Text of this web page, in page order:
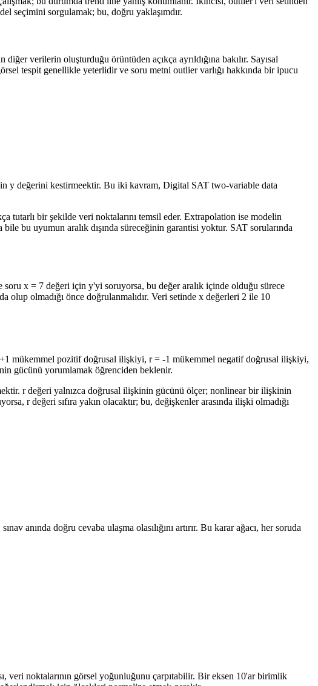
seçimini sorgulamak; bu, doğru yaklaşımdır.
verilerin oluşturduğu örüntüden açıkça ayrıldığına bakılır. Sayısal
tespit genellikle yeterlidir ve soru metni outlier varlığı hakkında bir ipucu
y değerini kestirmeektir. Bu iki kavram, Digital SAT two-variable data
tutarlı bir şekilde veri noktalarını temsil eder. Extrapolation ise modelin
bu uyumun aralık dışında süreceğinin garantisi yoktur. SAT sorularında
x = 7 değeri için y'yi soruyorsa, bu değer aralık içinde olduğu sürece
olmadığı önce doğrulanmalıdır. Veri setinde x değerleri 2 ile 10
mükemmel pozitif doğrusal ilişkiyi, r = -1 mükemmel negatif doğrusal ilişkiyi,
gücünü yorumlamak öğrenciden beklenir.
r değeri yalnızca doğrusal ilişkinin gücünü ölçer; nonlinear bir ilişkinin
r değeri sıfıra yakın olacaktır; bu, değişkenler arasında ilişki olmadığı
anında doğru cevaba ulaşma olasılığını artırır. Bu karar ağacı, her soruda
veri noktalarının görsel yoğunluğunu çarpıtabilir. Bir eksen 10'ar birimlik